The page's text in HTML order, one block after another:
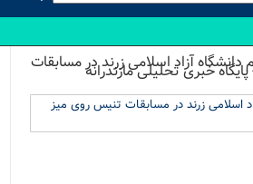
دانشگاه آزاد اسلامی زرند در مسابقات
خبری تحلیلی مازندرانه